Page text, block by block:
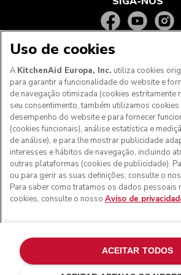
Aos clientes nos Açores, Madeira e
portugueses: Por favor, contacte a
ao Cliente para efetuar a sua
podermos fornecer os custos de
taxa de IVA correta
nos EUA e noutros
Gerir as minhas cookies
Aviso
Uso de cookies
A KitchenAid Europa, Inc. utiliza cookies
para garantir a funcionalidade do website e
de navegação otimizada (cookies estritamente
seu consentimento, também utilizamos
desempenho do website e para fornecer
(cookies funcionais), análise estatística e
de análise), e para lhe mostrar publicidade
interesses e hábitos de navegação, incluindo
outras plataformas (cookies de publicidade).
ou para gerir as suas definições, consulte o
Para saber como tratamos os dados pessoais
cookies, consulte o nosso Aviso de
ACEITAR TODOS